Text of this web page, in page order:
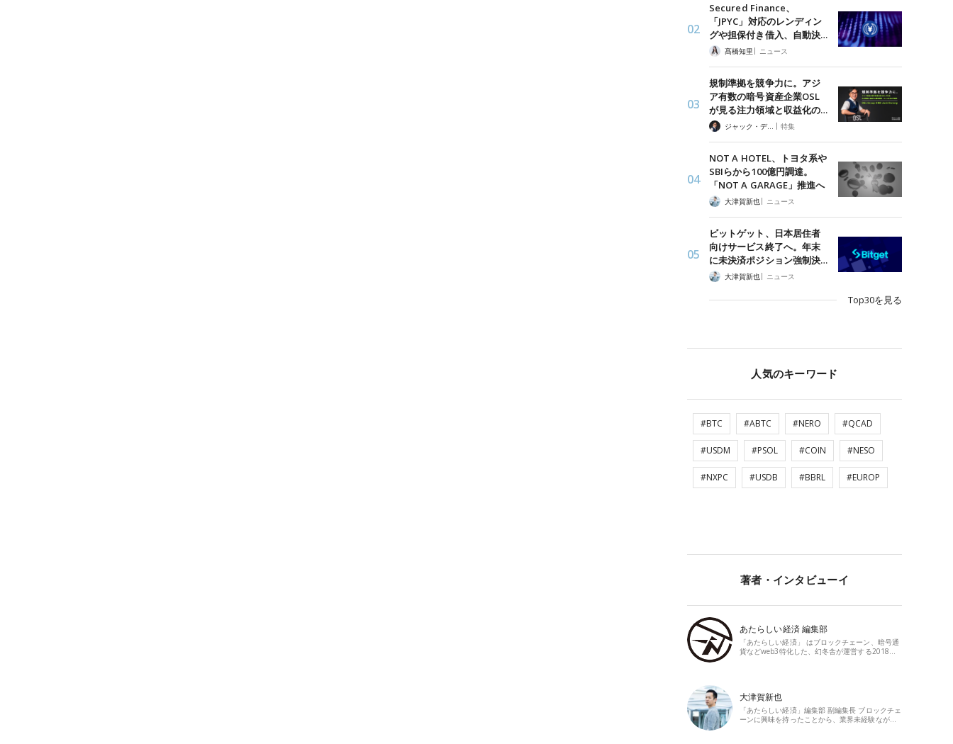
Secured Finance、
「JPYC」対応のレンディン
グや担保付き借入、自動決…
髙橋知里 | ニュース
規制準拠を競争力に。アジ
ア有数の暗号資産企業OSL
が見る注力領域と収益化の…
ジャック・デロン（Jack Derong） | 特集
NOT A HOTEL、トヨタ系や
SBIらから100億円調達。
「NOT A GARAGE」推進へ
大津賀新也| ニュース
ビットゲット、日本居住者
向けサービス終了へ。年末
に未決済ポジション強制決…
大津賀新也| ニュース
Top30を見る
人気のキーワード
#BTC #ABTC #NERO #QCAD
#USDM #PSOL #COIN #NESO
#NXPC #USDB #BBRL #EUROP
著者・インタビューイ
あたらしい経済 編集部
「あたらしい経済」 はブロックチェーン、暗号通
貨などweb3特化した、幻冬舎が運営する2018…
大津賀新也
「あたらしい経済」編集部 副編集長 ブロックチェ
ーンに興味を持ったことから、業界未経験なが…